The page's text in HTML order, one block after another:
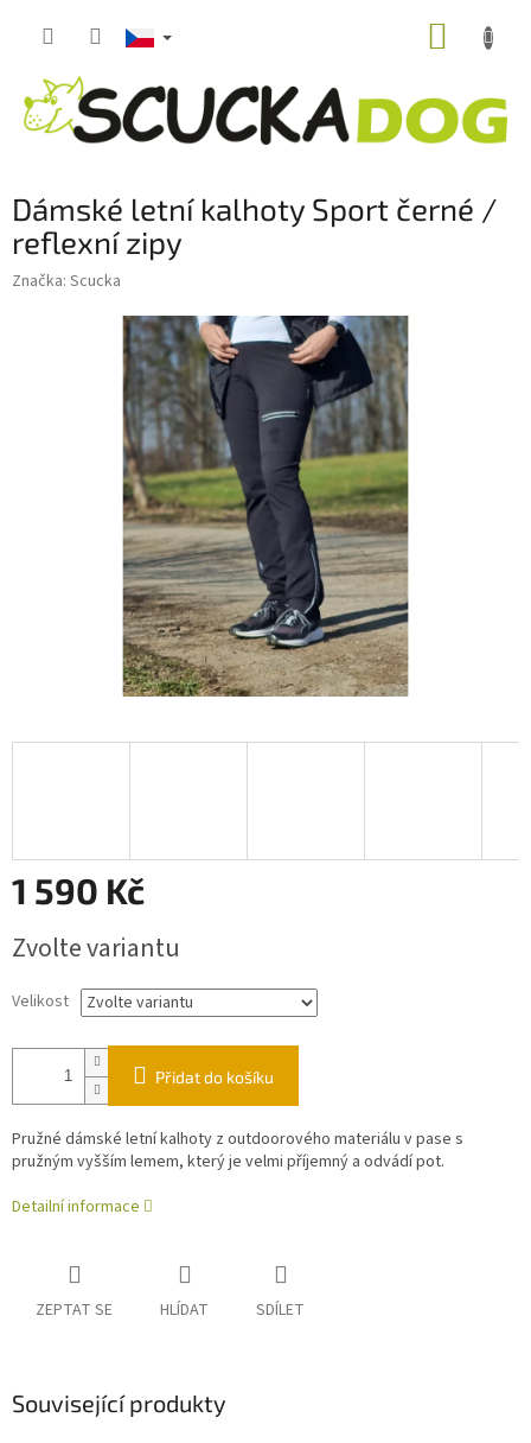
Dámské letní kalhoty Sport černé /
reflexní zipy
Značka: Scucka
1 590 Kč
cena:
Zvolte variantu
Velikost
Přidat do košíku
Pružné dámské letní kalhoty z outdoorového materiálu v pase s
pružným vyšším lemem, který je velmi příjemný a odvádí pot.
Detailní informace
ZEPTAT SE HLÍDAT SDÍLET
Související produkty